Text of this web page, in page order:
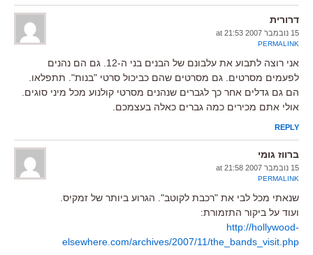
דרורית
15 נובמבר 2007 at 21:53
PERMALINK
אני רוצה לתבוע את עלבונם של הבנים בני ה-12. גם הם נהנים
לפעמים מסרטים. גם מסרטים שהם כביכול סרטי "בנות". תתפלאו.
הם גם גדלים אחר כך לגברים שנהנים מסרטי קולנוע מכל מיני סוגים.
אולי אתם מכירים כמה גברים כאלה בעצמכם.
REPLY
ברווז גומי
15 נובמבר 2007 at 21:58
PERMALINK
שנאתי מכל לבי את "רכבת לקוטב". הגרוע ביותר של זמקיס.
ועוד על ביקור התזמורת:
http://hollywood-
elsewhere.com/archives/2007/11/the_bands_visit.php